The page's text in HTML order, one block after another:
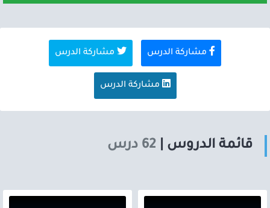
مشاركة الدرس مشاركة الدرس
مشاركة الدرس
قائمة الدروس | 62 درس